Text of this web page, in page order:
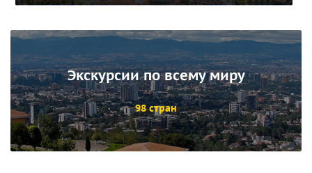
Экскурсии по всему миру
98 стран